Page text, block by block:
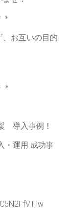
お互いの目的
導入事例！
・運用 成功事
lw